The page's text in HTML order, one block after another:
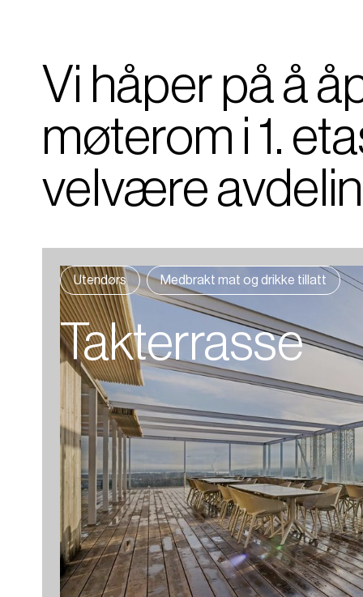
Vi håper på å
møterom i 1.
velvære
Utendørs Medbrakt mat og drikke tillatt
Takterrasse